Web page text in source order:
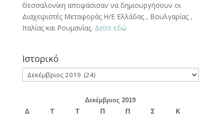
Θεσσαλονίκη αποφάσισαν να δημιουργήσουν οι
Διαχειριστές Μεταφοράς Η/Ε Ελλάδας , Βουλγαρίας ,
Ιταλίας και Ρουμανίας. Δείτε εδώ
Ιστορικό
Ιστορικό
Δεκέμβριος 2019
Δ Τ Τ Π Π Σ
Κ